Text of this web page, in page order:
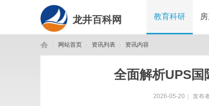
龙井百科网 教育科研
网站首页 资讯列表 资讯内容
全面解析UPS国
2026-05-20 发布